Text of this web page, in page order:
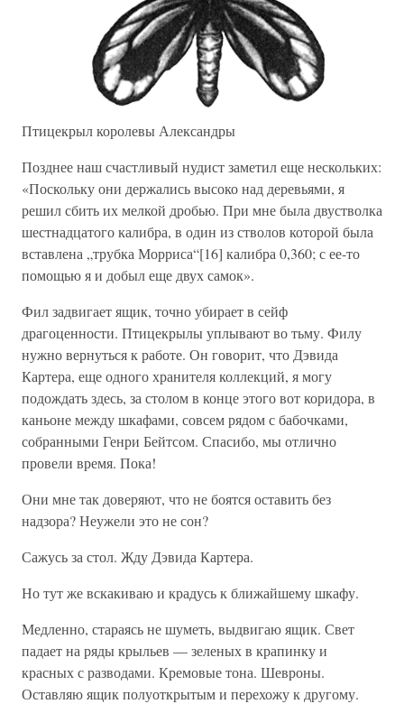
Птицекрыл королевы Александры
Позднее наш счастливый нудист заметил еще нескольких:
«Поскольку они держались высоко над деревьями, я
решил сбить их мелкой дробью. При мне была двустволка
шестнадцатого калибра, в один из стволов которой была
вставлена „трубка Морриса“[16] калибра 0,360; с ее-то
помощью я и добыл еще двух самок».
Фил задвигает ящик, точно убирает в сейф
драгоценности. Птицекрылы уплывают во тьму. Филу
нужно вернуться к работе. Он говорит, что Дэвида
Картера, еще одного хранителя коллекций, я могу
подождать здесь, за столом в конце этого вот коридора, в
каньоне между шкафами, совсем рядом с бабочками,
собранными Генри Бейтсом. Спасибо, мы отлично
провели время. Пока!
Они мне так доверяют, что не боятся оставить без
надзора? Неужели это не сон?
Сажусь за стол. Жду Дэвида Картера.
Но тут же вскакиваю и крадусь к ближайшему шкафу.
Медленно, стараясь не шуметь, выдвигаю ящик. Свет
падает на ряды крыльев — зеленых в крапинку и
красных с разводами. Кремовые тона. Шевроны.
Оставляю ящик полуоткрытым и перехожу к другому.